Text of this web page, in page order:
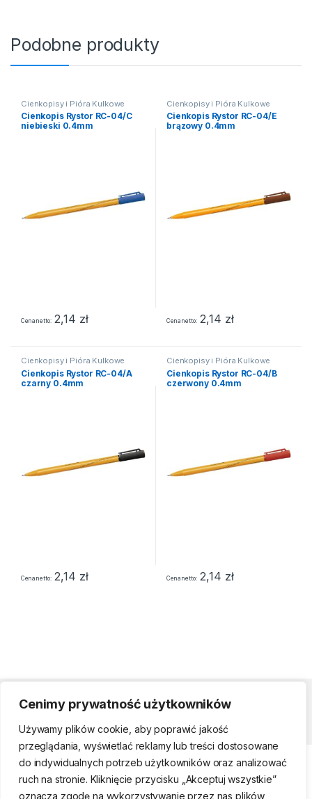
Cenimy prywatność użytkowników
Używamy plików cookie, aby poprawić jakość
przeglądania, wyświetlać reklamy lub treści dostosowane
do indywidualnych potrzeb użytkowników oraz analizować
ruch na stronie. Kliknięcie przycisku „Akceptuj wszystkie”
oznacza zgodę na wykorzystywanie przez nas plików
Podobne produkty
Cienkopisy i Pióra Kulkowe
Cienkopis Rystor RC-04/C
niebieski 0.4mm
Cena netto 2,14 zł
Cienkopisy i Pióra Kulkowe
Cienkopis Rystor RC-04/E
brązowy 0.4mm
Cena netto 2,14 zł
Cienkopisy i Pióra Kulkowe
Cienkopis Rystor RC-04/A
czarny 0.4mm
Cena netto 2,14 zł
Cienkopisy i Pióra Kulkowe
Cienkopis Rystor RC-04/B
czerwony 0.4mm
Cena netto 2,14 zł
Strefa klienta